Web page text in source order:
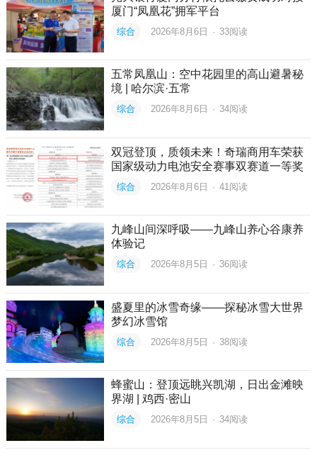
厦门“凤凰花”拥军平台
综合 2026年8月6日 · 33阅读
五常凤凰山：空中花园里的高山避暑秘
境 | 哈尔滨·五常
综合 2026年8月6日 · 34阅读
双冠登顶，质领未来！奇瑞商用车荣获
国家级动力电池安全赛事双赛道一等奖
综合 2026年8月6日 · 41 阅读
九峰山间深呼吸——九峰山养心谷康养
体验记
综合 2026年8月5日 · 36阅读
盛夏里的冰雪奇缘——探秘冰雪大世界
梦幻冰雪馆
综合 2026年8月5日 · 38阅读
蜂蜜山：登顶远眺兴凯湖，日出金滩映
界湖 | 鸡西·密山
综合 2026年8月5日 · 34阅读